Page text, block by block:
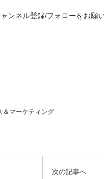
ンネル登録/フォローをお願い
＆マーケティング
次の記事へ